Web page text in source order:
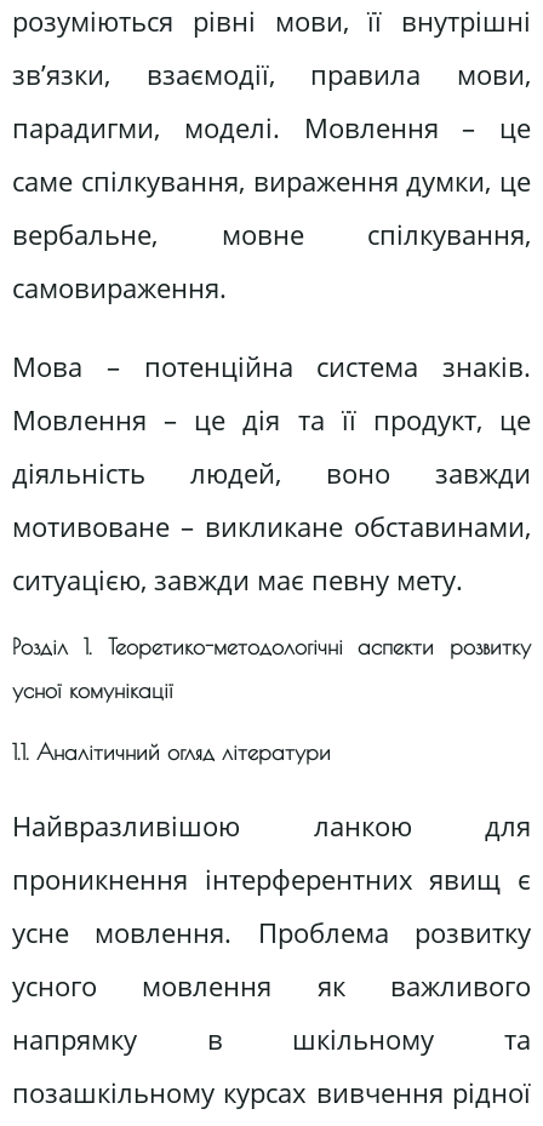
розуміються рівні мови, її внутрішні
зв’язки, взаємодії, правила мови,
парадигми, моделі. Мовлення – це
саме спілкування, вираження думки, це
вербальне, мовне спілкування,
самовираження.
Мова – потенційна система знаків.
Мовлення – це дія та її продукт, це
діяльність людей, воно завжди
мотивоване – викликане обставинами,
ситуацією, завжди має певну мету.
Розділ 1. Теоретико-методологічні аспекти розвитку
усної комунікації
1.1. Аналітичний огляд літератури
Найвразливішою ланкою для
проникнення інтерферентних явищ є
усне мовлення. Проблема розвитку
усного мовлення як важливого
напрямку в шкільному та
позашкільному курсах вивчення рідної